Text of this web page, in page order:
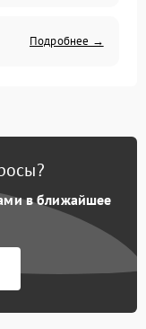
Подробнее →
Подробнее →
в ближайшее